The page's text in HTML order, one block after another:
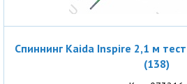
Спиннинг Kaida Inspire 2,1 м
(138)